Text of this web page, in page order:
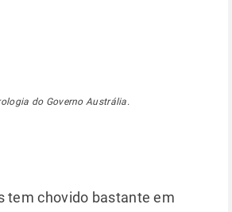
do Governo Austrália.
tem chovido bastante em